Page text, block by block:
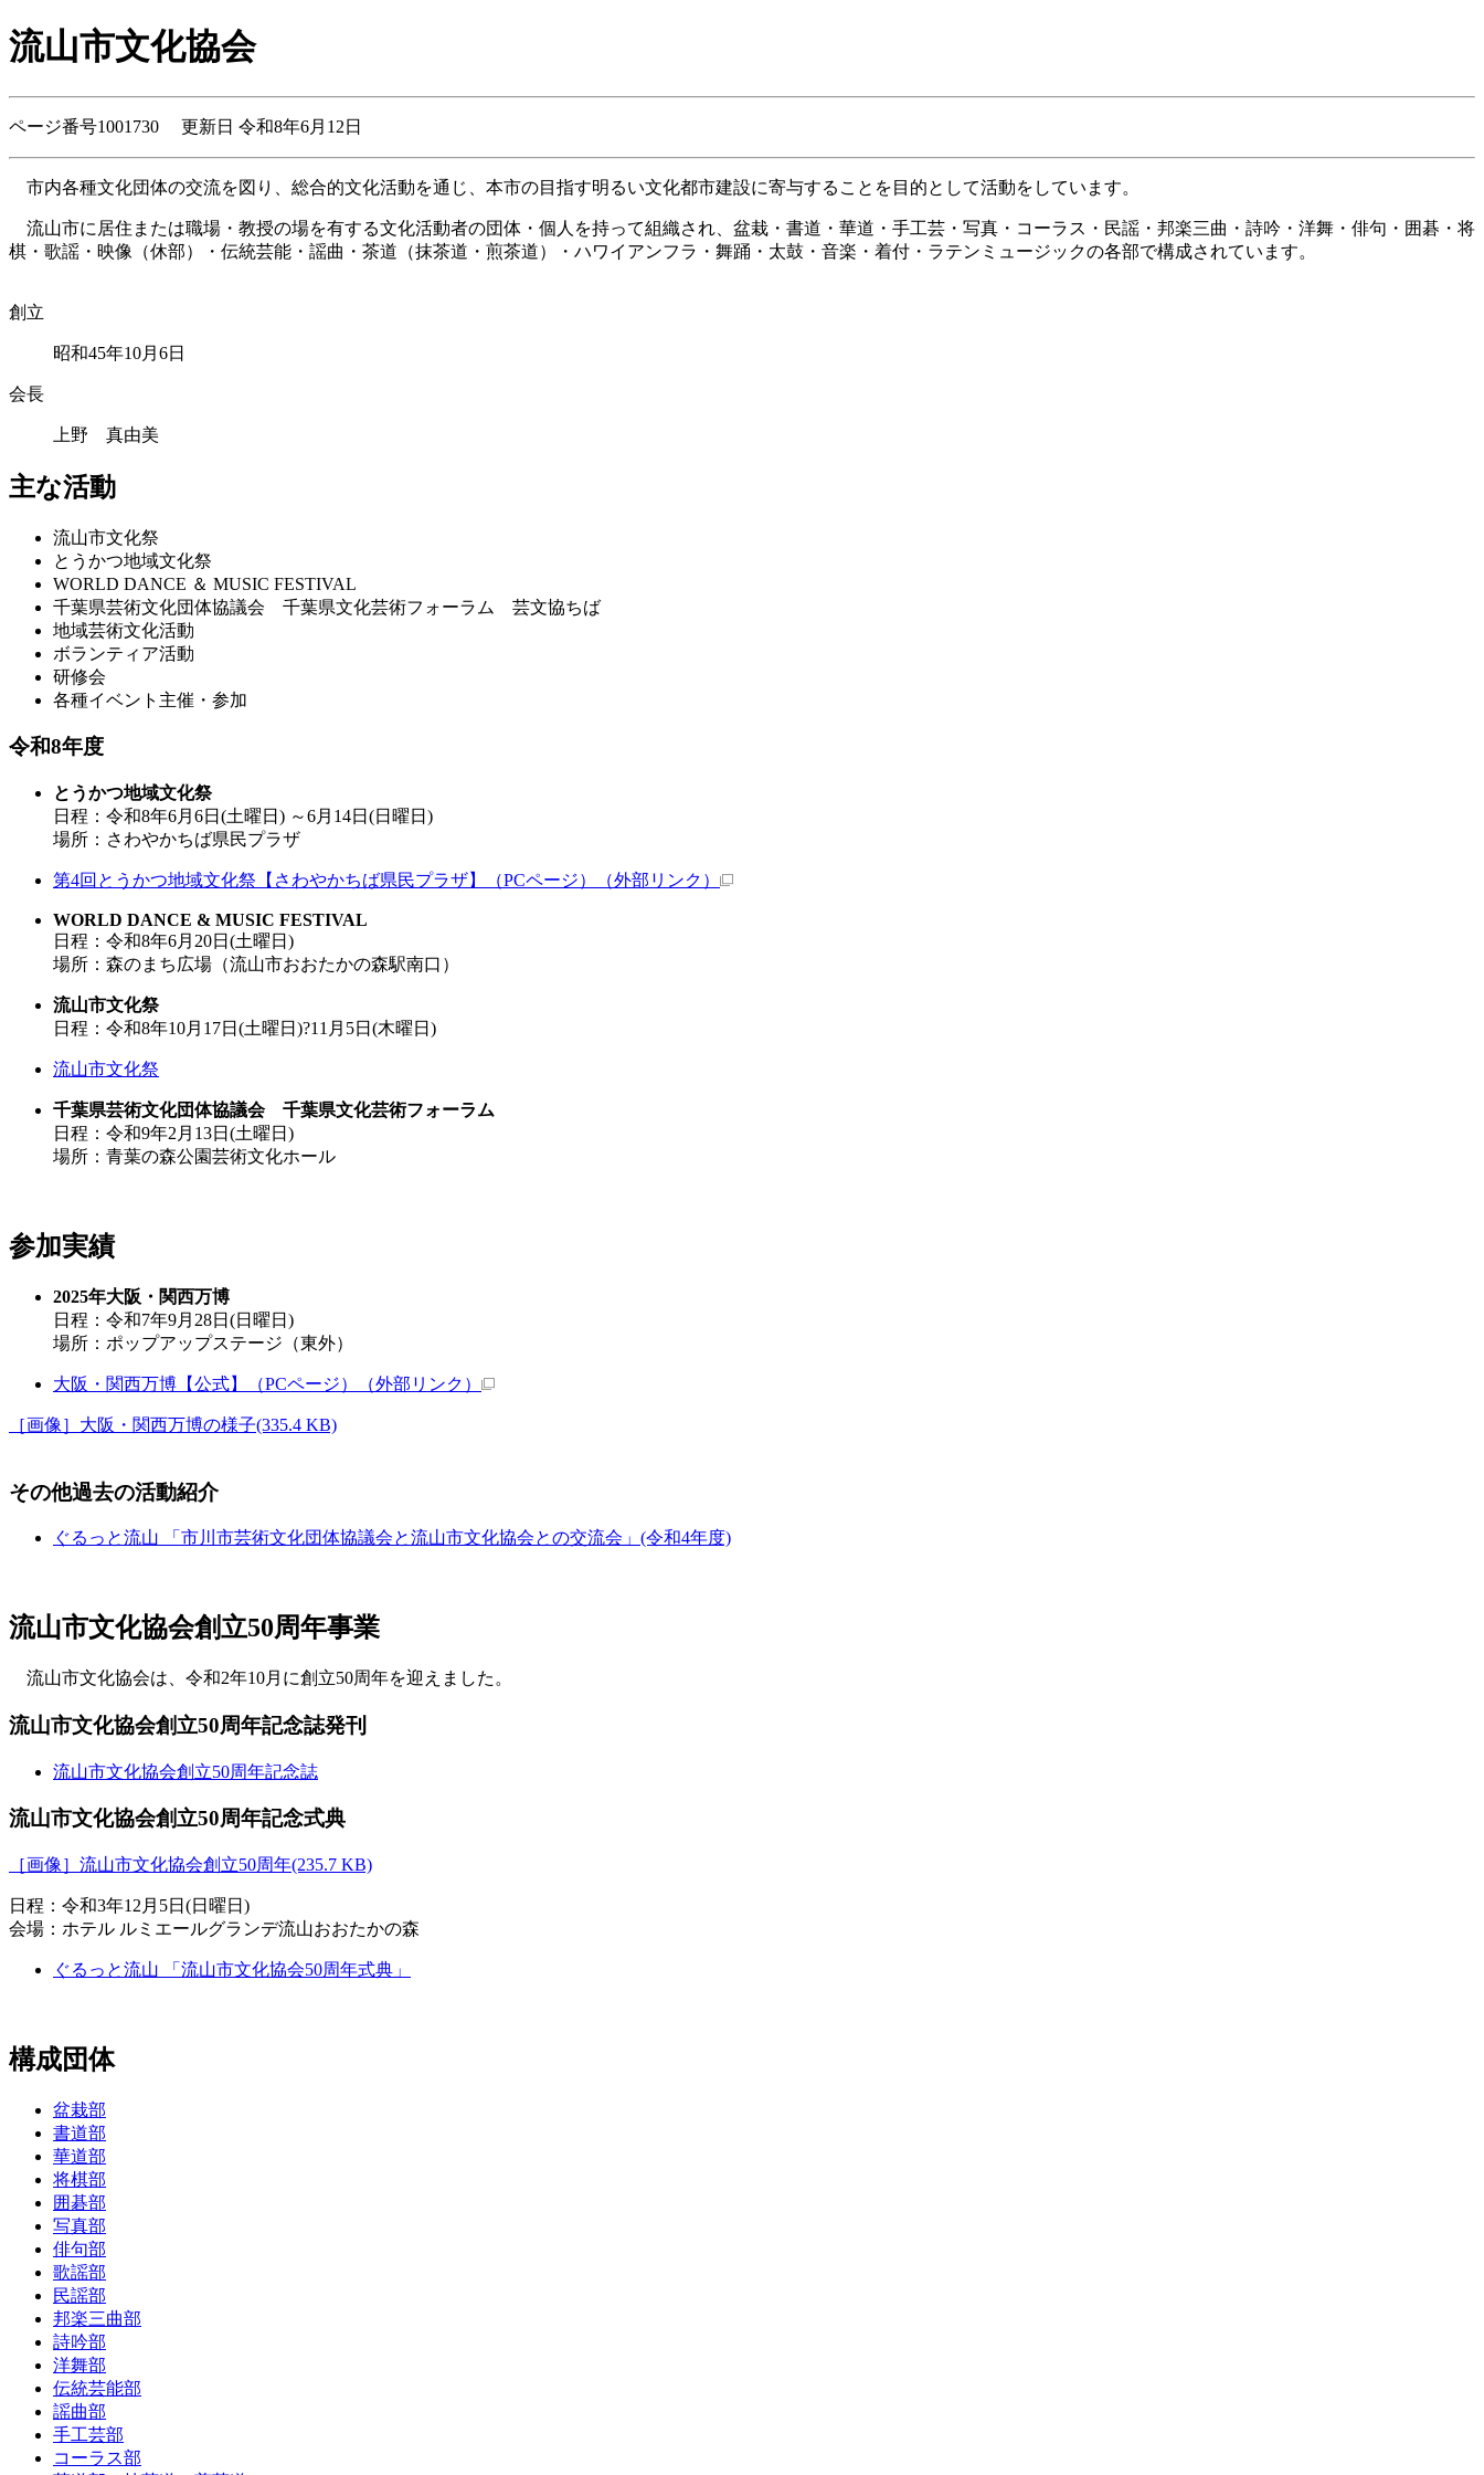
流山市文化協会
ページ番号1001730 更新日 令和8年6月12日
市内各種文化団体の交流を図り、総合的文化活動を通じ、本市の目指す明るい文化都市建設に寄与することを目的として活動をしています。
流山市に居住または職場・教授の場を有する文化活動者の団体・個人を持って組織され、盆栽・書道・華道・手工芸・写真・コーラス・民謡・邦楽三曲・詩吟・洋舞・俳句・囲碁・将
棋・歌謡・映像（休部）・伝統芸能・謡曲・茶道（抹茶道・煎茶道）・ハワイアンフラ・舞踊・太鼓・音楽・着付・ラテンミュージックの各部で構成されています。
創立
昭和45年10月6日
会長
上野 真由美
主な活動
流山市文化祭
とうかつ地域文化祭
WORLD DANCE ＆ MUSIC FESTIVAL
千葉県芸術文化団体協議会 千葉県文化芸術フォーラム 芸文協ちば
地域芸術文化活動
ボランティア活動
研修会
各種イベント主催・参加
令和8年度
とうかつ地域文化祭
日程：令和8年6月6日(土曜日) ～6月14日(日曜日)
場所：さわやかちば県民プラザ
第4回とうかつ地域文化祭【さわやかちば県民プラザ】（PCページ） （外部リンク）
WORLD DANCE & MUSIC FESTIVAL
日程：令和8年6月20日(土曜日)
場所：森のまち広場（流山市おおたかの森駅南口）
流山市文化祭
日程：令和8年10月17日(土曜日)?11月5日(木曜日)
流山市文化祭
千葉県芸術文化団体協議会 千葉県文化芸術フォーラム
日程：令和9年2月13日(土曜日)
場所：青葉の森公園芸術文化ホール
参加実績
2025年大阪・関西万博
日程：令和7年9月28日(日曜日)
場所：ポップアップステージ（東外）
大阪・関西万博【公式】（PCページ） （外部リンク）
［画像］大阪・関西万博の様子(335.4 KB)
その他過去の活動紹介
ぐるっと流山 「市川市芸術文化団体協議会と流山市文化協会との交流会」(令和4年度)
流山市文化協会創立50周年事業
流山市文化協会は、令和2年10月に創立50周年を迎えました。
流山市文化協会創立50周年記念誌発刊
流山市文化協会創立50周年記念誌
流山市文化協会創立50周年記念式典
［画像］流山市文化協会創立50周年(235.7 KB)
日程：令和3年12月5日(日曜日)
会場：ホテル ルミエールグランデ流山おおたかの森
ぐるっと流山 「流山市文化協会50周年式典」
構成団体
盆栽部
書道部
華道部
将棋部
囲碁部
写真部
俳句部
歌謡部
民謡部
邦楽三曲部
詩吟部
洋舞部
伝統芸能部
謡曲部
手工芸部
コーラス部